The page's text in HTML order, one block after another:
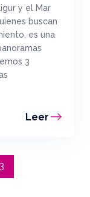
y el Mar
buscan
es una
3
Leer
3